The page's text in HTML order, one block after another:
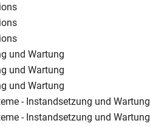
und Wartung
und Wartung
und Wartung
- Instandsetzung und Wartung
- Instandsetzung und Wartung